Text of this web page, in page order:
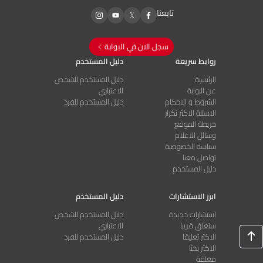
تابعنا
سجل الان في البوابة
روابط سريعة
الرئيسية
عن البوابة
الشروط و الاحكام
الاسئلة الاكثر تكرار
خريطة الموقع
وسائل الاعلام
سياسة الخصوصية
تواصل معنا
دليل المستخدم
دليل المستخدم
دليل المستخدم للشخص
الاعتباري
دليل المستخدم للفرد
ابرز الاستشارات
استشارات جديدة
ستغلق قريبا
الاكثر تعليقا
الاكثر بحثا
مغلقة
دليل المستخدم
دليل المستخدم للشخص
الاعتباري
دليل المستخدم للفرد